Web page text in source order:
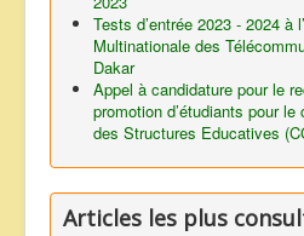
Tests d’entrée 2023 - 2024 à
Multinationale des
Dakar
Appel à candidature pour le
promotion d’étudiants pour
des Structures Educatives
Articles les plus